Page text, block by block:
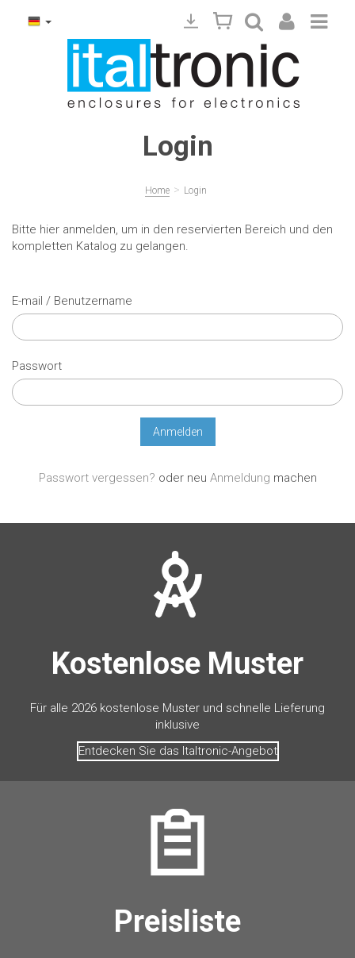
Login
Home > Login
Bitte hier anmelden, um in den reservierten Bereich und den
kompletten Katalog zu gelangen.
E-mail / Benutzername
Passwort
Passwort vergessen? oder neu Anmeldung machen
Kostenlose Muster
Für alle 2026 kostenlose Muster und schnelle Lieferung
inklusive
Entdecken Sie das Italtronic-Angebot
Preisliste